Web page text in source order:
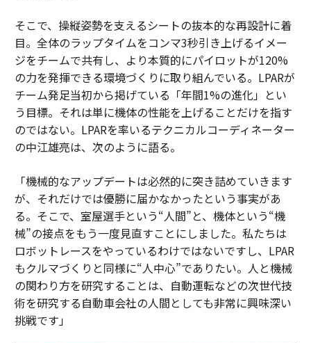
そこで、操縦姿勢を支えるシートの抜本的な再設計に着
目。全体のラップタイムをコンマ3秒引き上げるイメー
ジをチームで共有し、より本質的にパイロットが120%
の力を発揮できる環境づくりに取り組んでいる。LPARが
チーム発足当初から掲げている「年間1%の進化」とい
う目標。それは単に機体の性能を上げることだけを指す
のではない。LPARを率いるテクニカルコーディネーター
の中江雄亮は、次のように語る。
「機械的なアップデートは必然的に突き詰めていきます
が、それだけでは優勝に届かなかったという事実があ
る。そこで、室屋選手という“人間”と、機体という“機
械”の接点をもう一度見直すことにしました。私たちは
ロボットレースをやっているわけではないですし、LPAR
もクルマづくりと同様に“人中心”でありたい。人と機械
の関わり方を研究することは、自動運転などの次世代技
術を研究する自動車会社の人間としても非常に興味深い
挑戦です」